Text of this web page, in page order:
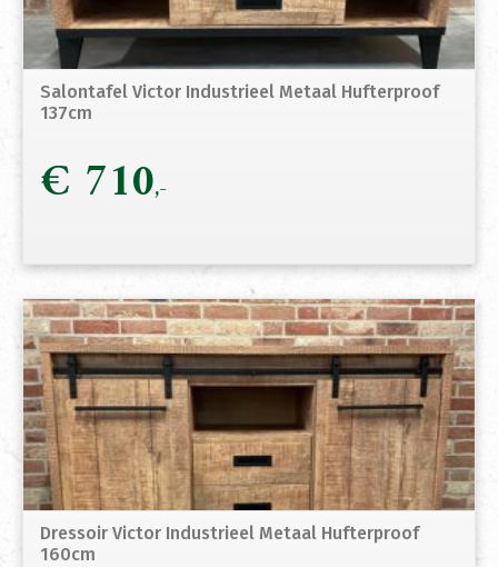
Salontafel Victor Industrieel Metaal Hufterproof
137cm
€ 710
Dressoir Victor Industrieel Metaal Hufterproof
160cm